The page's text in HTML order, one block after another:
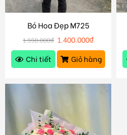
Bó Hoa Đẹp M725
1.550.000₫ 1.400.000₫
Chi tiết
Giỏ hàng